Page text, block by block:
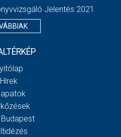
Jelentés 2021
Hírek
Budapest